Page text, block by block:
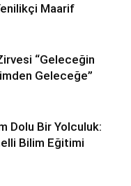
Maarif
“Geleceğin
Geleceğe”
Dolu Bir Yolculuk:
Bilim Eğitimi